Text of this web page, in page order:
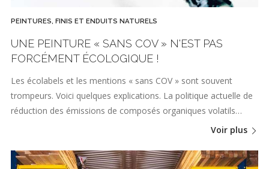
PEINTURES, FINIS ET ENDUITS NATURELS
UNE PEINTURE « SANS COV » N'EST PAS
FORCÉMENT ÉCOLOGIQUE !
Les écolabels et les mentions « sans COV » sont souvent
trompeurs. Voici quelques explications. La politique actuelle de
réduction des émissions de composés organiques volatils…
Voir plus